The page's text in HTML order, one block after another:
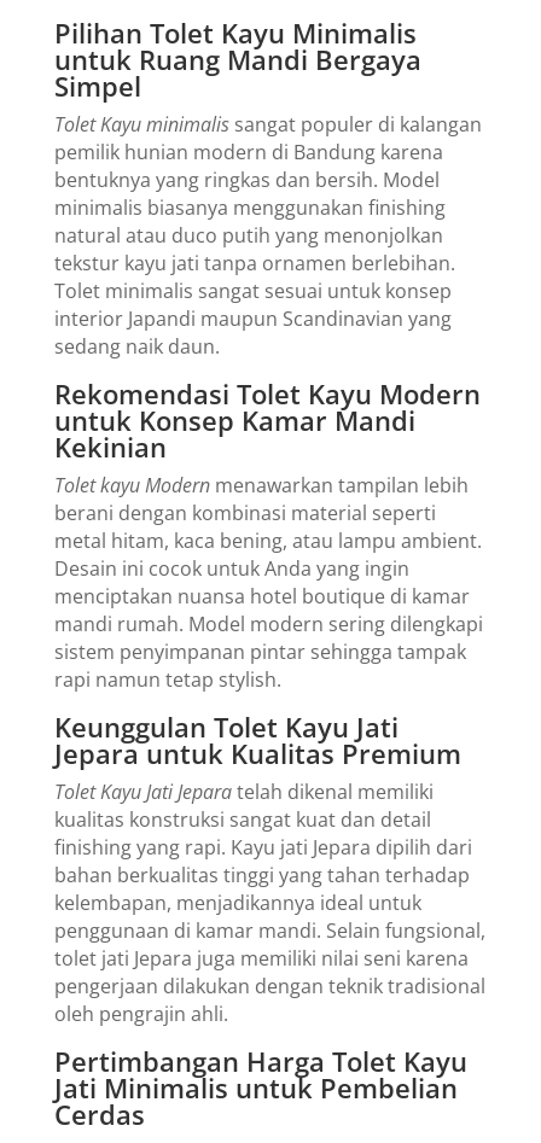
Pilihan Tolet Kayu Minimalis
untuk Ruang Mandi Bergaya
Simpel
Tolet Kayu minimalissangat populer di kalangan
pemilik hunian modern di Bandung karena
bentuknya yang ringkas dan bersih. Model
minimalis biasanya menggunakan finishing
natural atau duco putih yang menonjolkan
tekstur kayu jati tanpa ornamen berlebihan.
Tolet minimalis sangat sesuai untuk konsep
interior Japandi maupun Scandinavian yang
sedang naik daun.
Rekomendasi Tolet Kayu Modern
untuk Konsep Kamar Mandi
Kekinian
Tolet kayu Modernmenawarkan tampilan lebih
berani dengan kombinasi material seperti
metal hitam, kaca bening, atau lampu ambient.
Desain ini cocok untuk Anda yang ingin
menciptakan nuansa hotel boutique di kamar
mandi rumah. Model modern sering dilengkapi
sistem penyimpanan pintar sehingga tampak
rapi namun tetap stylish.
Keunggulan Tolet Kayu Jati
Jepara untuk Kualitas Premium
Tolet Kayu Jati Jeparatelah dikenal memiliki
kualitas konstruksi sangat kuat dan detail
finishing yang rapi. Kayu jati Jepara dipilih dari
bahan berkualitas tinggi yang tahan terhadap
kelembapan, menjadikannya ideal untuk
penggunaan di kamar mandi. Selain fungsional,
tolet jati Jepara juga memiliki nilai seni karena
pengerjaan dilakukan dengan teknik tradisional
oleh pengrajin ahli.
Pertimbangan Harga Tolet Kayu
Jati Minimalis untuk Pembelian
Cerdas